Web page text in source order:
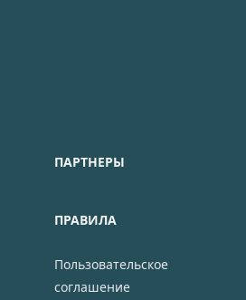
ПАРТНЕРЫ
ПРАВИЛА
Пользовательское
соглашение